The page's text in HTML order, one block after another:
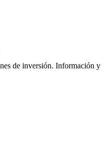
de inversión. Información y